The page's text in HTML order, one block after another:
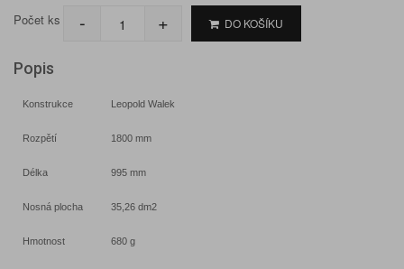
Počet ks - + DO KOŠÍKU
Popis
Konstrukce Leopold Walek
Rozpětí 1800 mm
Délka 995 mm
Nosná plocha 35,26 dm2
Hmotnost 680 g